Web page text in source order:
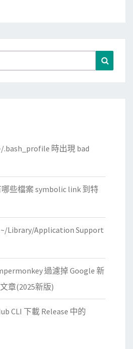
.bash_profile 時出現 bad
些檔案 symbolic link 到特
~/Library/Application Support
過濾掉 Google 新
章(2025新版)
CLI 下載 Release 中的